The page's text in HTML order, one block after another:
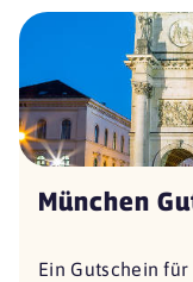
München
Ein Gutschein